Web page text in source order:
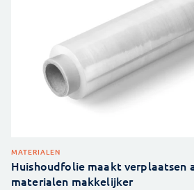
MATERIALEN
Huishoudfolie maakt verplaatsen
materialen makkelijker